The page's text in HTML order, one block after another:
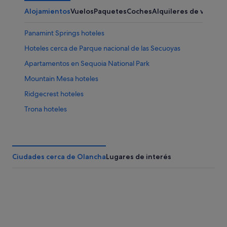
AlojamientosVuelosPaquetesCochesAlquileres de
Panamint Springs hoteles
Hoteles cerca de Parque nacional de las Secuoyas
Apartamentos en Sequoia National Park
Mountain Mesa hoteles
Ridgecrest hoteles
Trona hoteles
Hoteles cerca de Monte Whitney
Ciudades cerca de OlanchaLugares de interés